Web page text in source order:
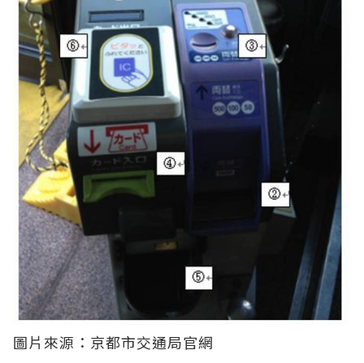
圖片來源：京都市交通局官網